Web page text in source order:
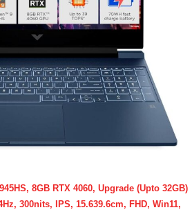
8GB RTX 4060, Upgrade (Upto 32GB)
300nits, IPS, 15.639.6cm, FHD, Win11,